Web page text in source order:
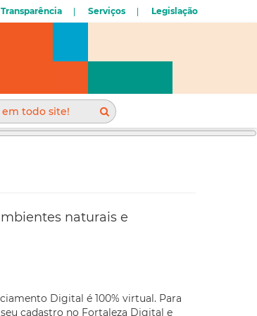
Transparência Serviços Legislação
naturais e
Digital é 100% virtual. Para
cadastro no Fortaleza Digital e